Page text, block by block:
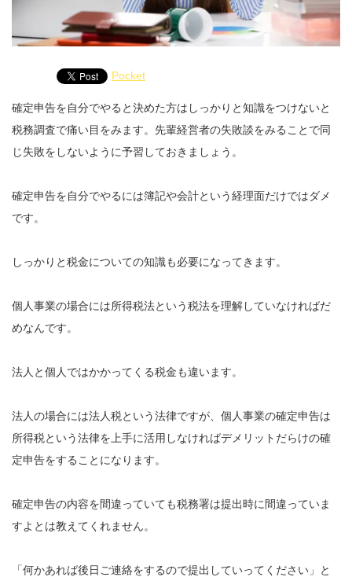
Pocket
確定申告を自分でやると決めた方はしっかりと知識をつけないと
税務調査で痛い目をみます。先輩経営者の失敗談をみることで同
じ失敗をしないように予習しておきましょう。
確定申告を自分でやるには簿記や会計という経理面だけではダメ
です。
しっかりと税金についての知識も必要になってきます。
個人事業の場合には所得税法という税法を理解していなければだ
めなんです。
法人と個人ではかかってくる税金も違います。
法人の場合には法人税という法律ですが、個人事業の確定申告は
所得税という法律を上手に活用しなければデメリットだらけの確
定申告をすることになります。
確定申告の内容を間違っていても税務署は提出時に間違っていま
すよとは教えてくれません。
「何かあれば後日ご連絡をするので提出していってください」と